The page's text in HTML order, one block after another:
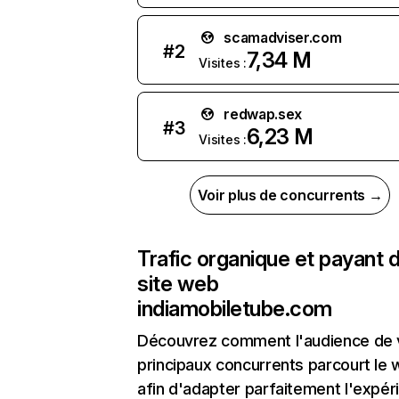
#2
scamadviser.com
Visites :7,34 M
#3
redwap.sex
Visites :6,23 M
Voir plus de concurrents →
Trafic organique et payant
site web
indiamobiletube.com
Découvrez comment l'audience de
principaux concurrents parcourt le
afin d'adapter parfaitement